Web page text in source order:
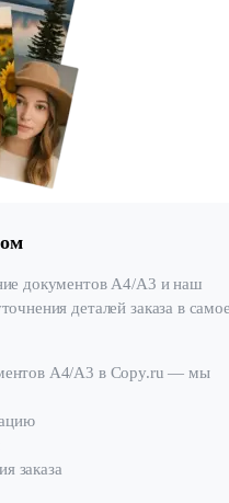
документов А4/А3 и наш
деталей заказа в
А4/А3 в Copy.ru — мы
заказа